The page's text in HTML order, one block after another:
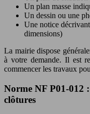
Un plan masse
Un dessin ou une
Une notice
dimensions)
La mairie dispose
à votre demande. Il est
commencer les travaux
Norme NF P01-012
clôtures